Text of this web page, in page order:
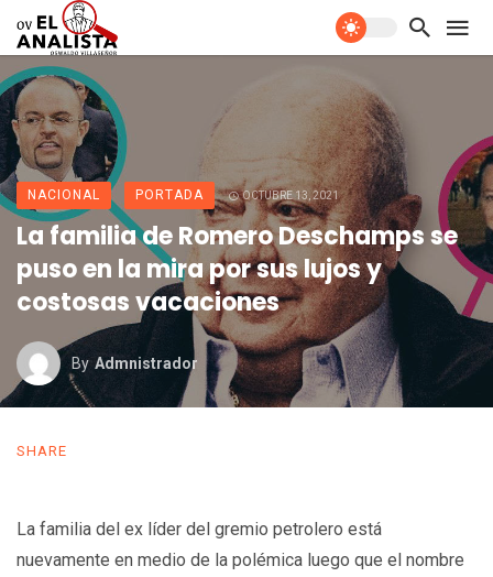
NACIONAL PORTADA OCTUBRE 13, 2021
La familia de Romero Deschamps se
puso en la mira por sus lujos y
costosas vacaciones
By Admnistrador
SHARE
La familia del ex líder del gremio petrolero está
nuevamente en medio de la polémica luego que el nombre